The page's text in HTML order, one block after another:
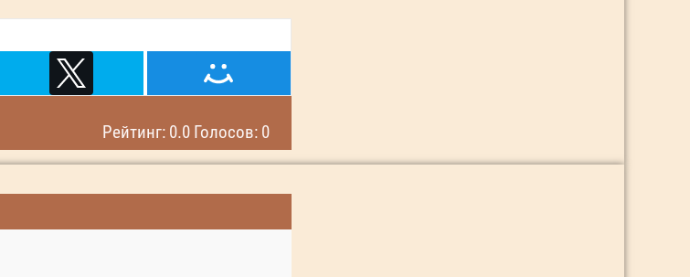
Рейтинг: 0.0 Голосов: 0